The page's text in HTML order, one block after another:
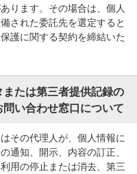
ります。その場合は、個人
された委託先を選定すると
護に関する契約を締結いた
たは第三者提供記録の
問い合わせ窓口について
その代理人が、個人情報に
通知、開示、内容の訂正、
用の停止または消去、第三